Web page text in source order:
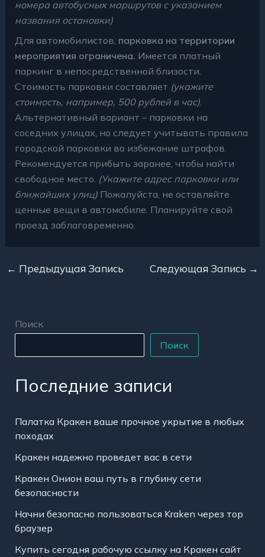
номера автобусных маршрутов с указанием
названия остановки)
Для автомобилистов, парковка на территории
мероприятия ограничена. Имеется платный
паркинг в непосредственной близости.
Стоимость парковки составляет (укажите
стоимость, например, 500 рублей в час).
Альтернативный вариант – парковки на
соседних улицах, но следует учитывать правила
городской парковки во избежание штрафов.
Рекомендуется прибыть заранее, чтобы найти
свободное место. (Укажите адрес парковки или
ближайших улиц)Пожалуйста, не оставляйте
ценные вещи в автомобиле. Планируйте свой
проезд заблаговременно.
← Предыдущая Запись Следующая Запись →
Поиск
Поиск
Последние записи
Палатка Кракен ваше прочное укрытие в любых
походах
Кракен надежно проведет вас в сети
Кракен Онион ваш путь в глубину сети
безопасности
Начни безопасно пользоваться Kraken через тор
браузер
Купить сегодня рабочую ссылку на Кракен сайт